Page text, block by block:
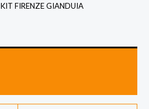
KIT FIRENZE GIANDUIA